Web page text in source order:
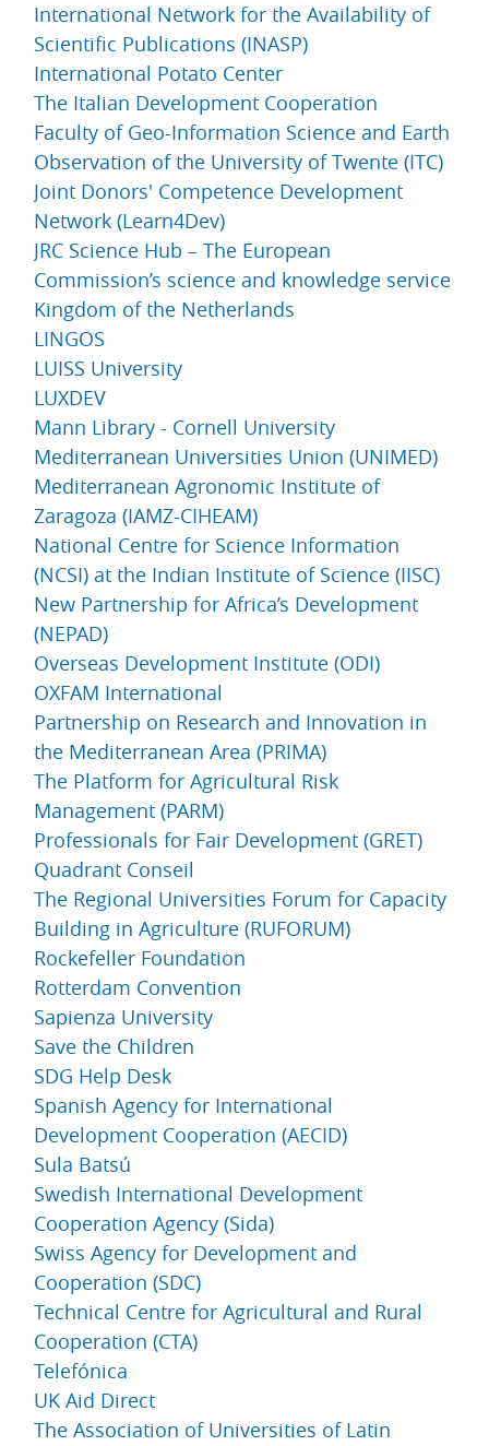
International Network for the Availability of
Scientific Publications (INASP)
International Potato Center
The Italian Development Cooperation
Faculty of Geo-Information Science and Earth
Observation of the University of Twente (ITC)
Joint Donors' Competence Development
Network (Learn4Dev)
JRC Science Hub – The European
Commission’s science and knowledge service
Kingdom of the Netherlands
LINGOS
LUISS University
LUXDEV
Mann Library - Cornell University
Mediterranean Universities Union (UNIMED)
Mediterranean Agronomic Institute of
Zaragoza (IAMZ-CIHEAM)
National Centre for Science Information
(NCSI) at the Indian Institute of Science (IISC)
New Partnership for Africa’s Development
(NEPAD)
Overseas Development Institute (ODI)
OXFAM International
Partnership on Research and Innovation in
the Mediterranean Area (PRIMA)
The Platform for Agricultural Risk
Management (PARM)
Professionals for Fair Development (GRET)
Quadrant Conseil
The Regional Universities Forum for Capacity
Building in Agriculture (RUFORUM)
Rockefeller Foundation
Rotterdam Convention
Sapienza University
Save the Children
SDG Help Desk
Spanish Agency for International
Development Cooperation (AECID)
Sula Batsú
Swedish International Development
Cooperation Agency (Sida)
Swiss Agency for Development and
Cooperation (SDC)
Technical Centre for Agricultural and Rural
Cooperation (CTA)
Telefónica
UK Aid Direct
The Association of Universities of Latin